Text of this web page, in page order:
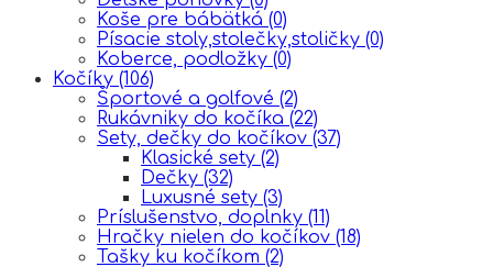
Koše pre bábätká (0)
Písacie stoly,stolečky,stoličky (0)
Koberce, podložky (0)
Kočíky (106)
Športové a golfové (2)
Rukávniky do kočíka (22)
Sety, dečky do kočíkov (37)
Klasické sety (2)
Dečky (32)
Luxusné sety (3)
Príslušenstvo, doplnky (11)
Hračky nielen do kočíkov (18)
Tašky ku kočíkom (2)